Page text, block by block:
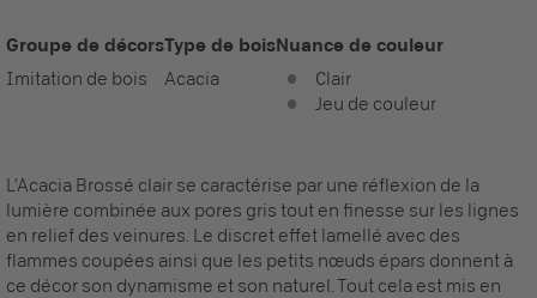
Groupe de décors
Imitation de bois
Type de bois
Acacia
Nuance de couleur
Clair
Jeu de couleur
L’Acacia Brossé clair se caractérise par une réflexion de la
lumière combinée aux pores gris tout en finesse sur les lignes
en relief des veinures. Le discret effet lamellé avec des
flammes coupées ainsi que les petits nœuds épars donnent à
ce décor son dynamisme et son naturel. Tout cela est mis en